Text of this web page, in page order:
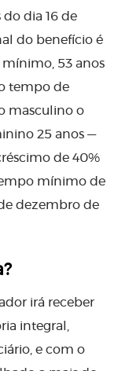
dia 16 de
do benefício é
53 anos
tempo de
masculino o
25 anos —
de 40%
mínimo de
dezembro de
irá receber
integral,
e com o